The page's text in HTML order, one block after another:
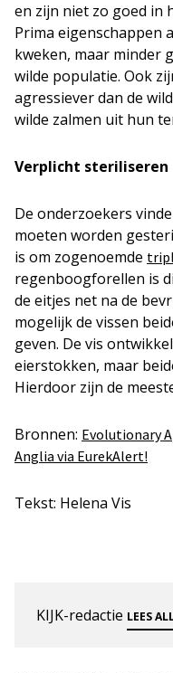
en zijn niet zo goed in
Prima eigenschappen
kweken, maar minder
wilde populatie. Ook
agressiever dan de
wilde zalmen uit hun
Verplicht steriliseren
De onderzoekers
moeten worden
is om zogenoemde
regenboogforellen is
de eitjes net na de
mogelijk de vissen
geven. De vis
eierstokken, maar
Hierdoor zijn de
Bronnen: Evolutionary
Anglia via EurekAlert!
Tekst: Helena Vis
KIJK-redactie LEES